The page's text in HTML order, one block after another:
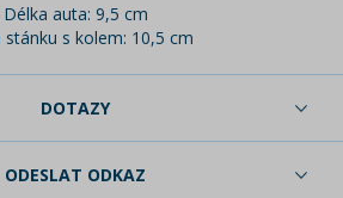
Délka auta: 9,5 cm
stánku s kolem: 10,5 cm
DOTAZY
ODESLAT ODKAZ